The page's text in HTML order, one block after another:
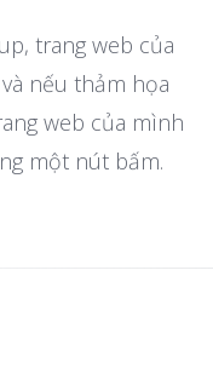
trang web của
nếu thảm họa
web của mình
một nút bấm.